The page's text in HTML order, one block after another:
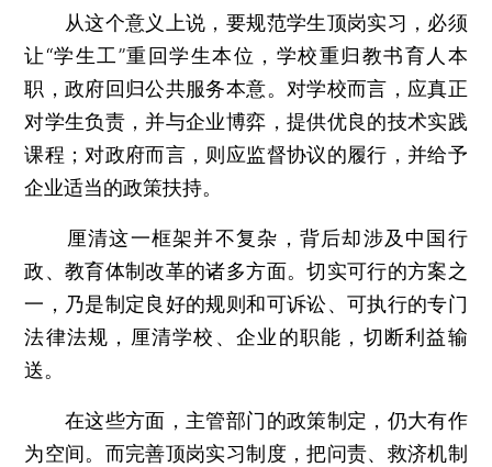
从这个意义上说，要规范学生顶岗实习，必须
让“学生工”重回学生本位，学校重归教书育人本
职，政府回归公共服务本意。对学校而言，应真正
对学生负责，并与企业博弈，提供优良的技术实践
课程；对政府而言，则应监督协议的履行，并给予
企业适当的政策扶持。
厘清这一框架并不复杂，背后却涉及中国行
政、教育体制改革的诸多方面。切实可行的方案之
一，乃是制定良好的规则和可诉讼、可执行的专门
法律法规，厘清学校、企业的职能，切断利益输
送。
在这些方面，主管部门的政策制定，仍大有作
为空间。而完善顶岗实习制度，把问责、救济机制